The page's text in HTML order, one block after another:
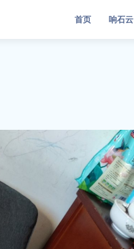
首页 响石云